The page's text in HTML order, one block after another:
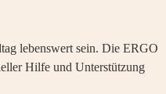
lebenswert sein. Die ERGO
Hilfe und Unterstützung